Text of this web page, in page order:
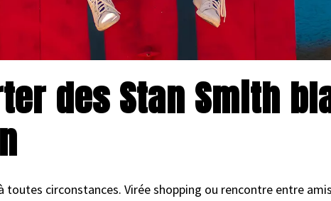
des Stan Smith
toutes circonstances. Virée shopping ou rencontre entre